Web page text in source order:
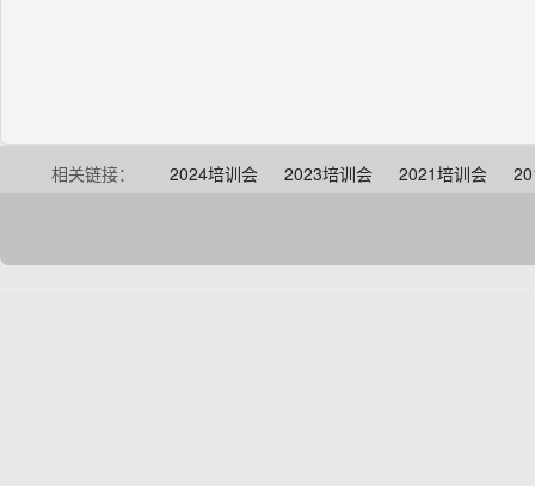
相关链接： 2024培训会 2023培训会 2021培训会